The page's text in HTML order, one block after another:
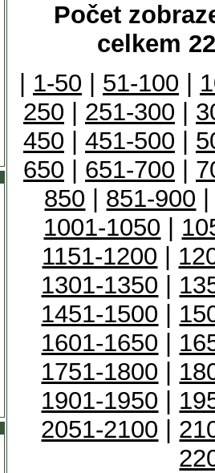
Počet
celkem
1-50 51-100
250
251-300
450
451-500
650
651-700
850
851-900
1001-1050
1151-1200
1301-1350
1451-1500
1601-1650
1751-1800
1901-1950
2051-2100